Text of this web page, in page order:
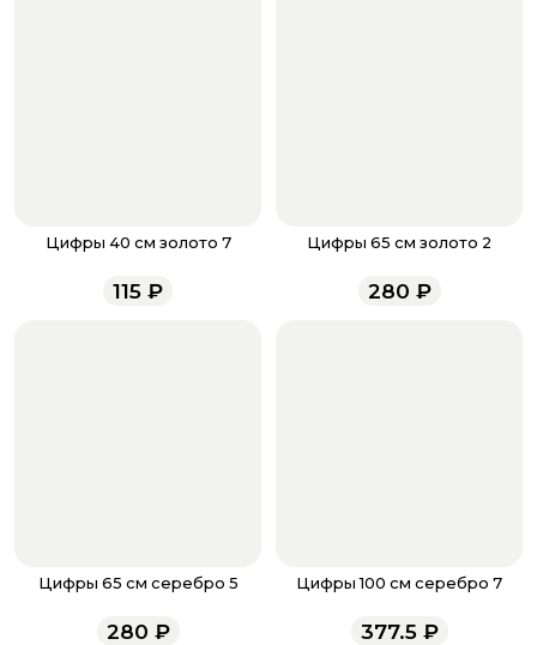
звоните по номеру телефона
8 (927) 936-71-86
или
напишите WhatsApp
+7 937 333-66-53
менеджеры работают ежедневно с 9.00 до 23.00 и
всегда рады проконсультировать вас.
Цифры 40 см золото 7
115 ₽
Цифры 65 см золото 2
280 ₽
Цифры 65 см серебро 5
280 ₽
Цифры 100 см серебро 7
377.5₽